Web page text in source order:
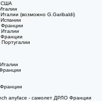
США
Италии (возможно G.Garibaldi)
Франции
Италии
Франции
Франции
anyface - самолет ДРЛО Франции